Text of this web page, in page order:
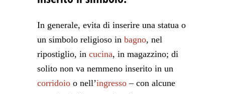
In generale, evita di inserire una statua o
un simbolo religioso in bagno, nel
ripostiglio, in cucina, in magazzino; di
solito non va nemmeno inserito in un
corridoio o nell’ingresso – con alcune